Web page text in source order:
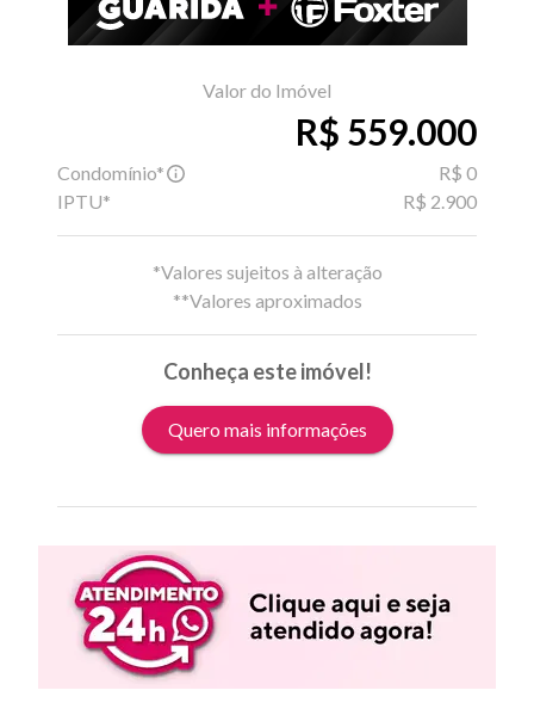
Valor do Imóvel
R$ 559.000
Condomínio*
R$ 0
IPTU*
R$ 2.900
*Valores sujeitos à alteração
**Valores aproximados
Conheça este imóvel!
Quero mais informações